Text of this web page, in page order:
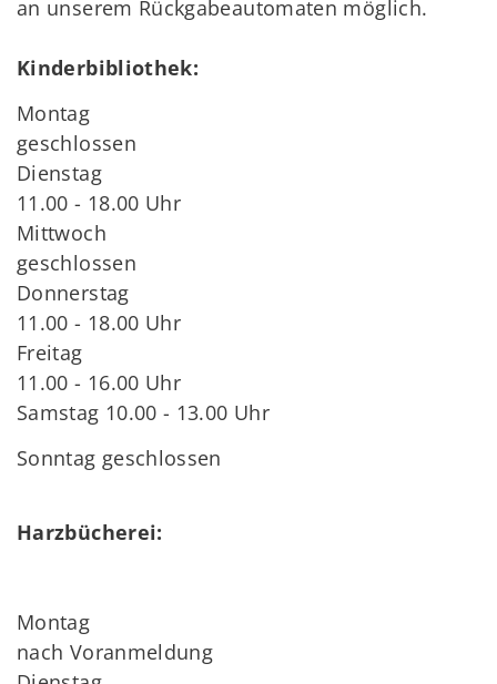
an unserem Rückgabeautomaten möglich.
Kinderbibliothek:
Montag
geschlossen
Dienstag
11.00 - 18.00 Uhr
Mittwoch
geschlossen
Donnerstag
11.00 - 18.00 Uhr
Freitag
11.00 - 16.00 Uhr
Samstag 10.00 - 13.00 Uhr
Sonntag geschlossen
Harzbücherei:
Montag
nach Voranmeldung